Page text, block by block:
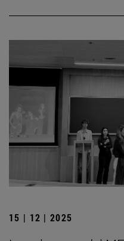
15 | 12 | 2025